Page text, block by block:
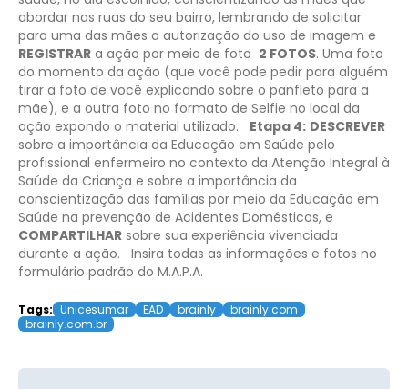
abordar nas ruas do seu bairro, lembrando de solicitar
para uma das mães a autorização do uso de imagem e
REGISTRAR a ação por meio de foto 2 FOTOS. Uma foto
do momento da ação (que você pode pedir para alguém
tirar a foto de você explicando sobre o panfleto para a
mãe), e a outra foto no formato de Selfie no local da
ação expondo o material utilizado.
Etapa 4: DESCREVER
sobre a importância da Educação em Saúde pelo
profissional enfermeiro no contexto da Atenção Integral à
Saúde da Criança e sobre a importância da
conscientização das famílias por meio da Educação em
Saúde na prevenção de Acidentes Domésticos, e
COMPARTILHAR sobre sua experiência vivenciada
durante a ação.
Insira todas as informações e fotos no
formulário padrão do M.A.P.A.
Tags: Unicesumar EAD brainly
brainly.com
brainly.com.br